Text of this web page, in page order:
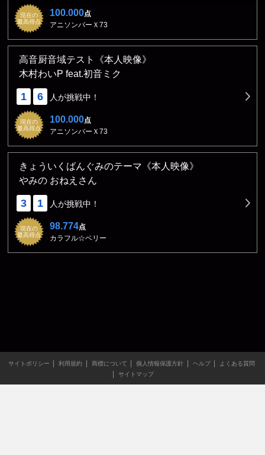
現在の
最高得点
100.000点
アニソンバーＸ73
高音厨音域テスト《本人映像》
木村わいP feat.初音ミク
1 6 人が挑戦中！
現在の
最高得点
100.000点
アニソンバーＸ73
きょういくばんぐみのテーマ《本人映像》
やみの おねえさん
3 1 人が挑戦中！
現在の
最高得点
98.774点
カラフル☆ベリー
サイトポリシー 利用規約 商標について 個人情報保護方針 ヘルプ
よくある質問
サイトマップ